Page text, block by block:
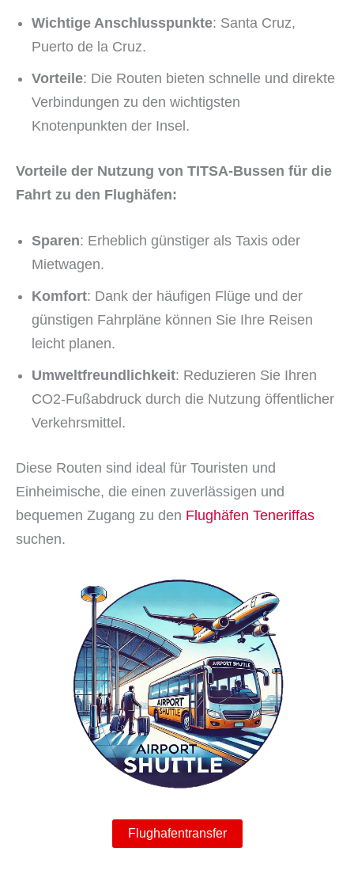
Wichtige Anschlusspunkte: Santa Cruz,
Puerto de la Cruz.
Vorteile: Die Routen bieten schnelle und direkte
Verbindungen zu den wichtigsten
Knotenpunkten der Insel.
Vorteile der Nutzung von TITSA-Bussen für die
Fahrt zu den Flughäfen:
Sparen: Erheblich günstiger als Taxis oder
Mietwagen.
Komfort: Dank der häufigen Flüge und der
günstigen Fahrpläne können Sie Ihre Reisen
leicht planen.
Umweltfreundlichkeit: Reduzieren Sie Ihren
CO2-Fußabdruck durch die Nutzung öffentlicher
Verkehrsmittel.
Diese Routen sind ideal für Touristen und
Einheimische, die einen zuverlässigen und
bequemen Zugang zu den Flughäfen Teneriffas
suchen.
Flughafentransfer